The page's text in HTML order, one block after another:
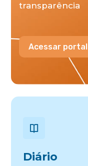
transparência
Acessar portal
Diário